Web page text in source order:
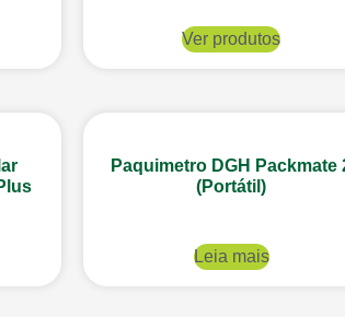
Ver produtos
Paquimetro DGH Packmate
(Portátil)
Leia mais